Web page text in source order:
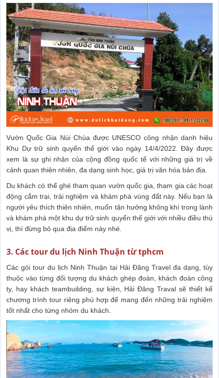
Vườn Quốc Gia Núi Chúa được UNESCO công nhận danh hiệu
Khu Dự trữ sinh quyển thế giới vào ngày 14/4/2022. Đây được
xem là sự ghi nhận của cộng đồng quốc tế với những giá trị về
cảnh quan thiên nhiên, đa dạng sinh học, giá trị văn hóa bản địa.
Du khách có thể ghé tham quan vườn quốc gia, tham gia các hoạt
động cắm trại, trải nghiệm và khám phá vùng đất này. Nếu bạn là
người yêu thích thiên nhiên, muốn tận hưởng không khí trong lành
và khám phá một khu dự trữ sinh quyển thế giới với nhiều điều thú
vị, thì đừng bỏ qua địa điểm này nhé.
3. Các tour du lịch Ninh Thuận từ tphcm
Các gói tour du lịch Ninh Thuận tại Hải Đăng Travel đa dạng, tùy
thuộc vào từng đối tượng du khách ghép đoàn, khách đoàn công
ty, hay khách teambuilding, sự kiện, Hải Đăng Traval sẽ thiết kế
chương trình tour riêng phù hợp để mang đến những trải nghiệm
tốt nhất cho từng nhóm du khách.